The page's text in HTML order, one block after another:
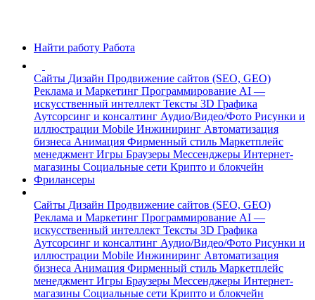
Найти работу Работа
Сайты Дизайн Продвижение сайтов (SEO, GEO)
Реклама и Маркетинг Программирование AI —
искусственный интеллект Тексты 3D Графика
Аутсорсинг и консалтинг Аудио/Видео/Фото Рисунки и
иллюстрации Mobile Инжиниринг Автоматизация
бизнеса Анимация Фирменный стиль Маркетплейс
менеджмент Игры Браузеры Мессенджеры Интернет-
магазины Социальные сети Крипто и блокчейн
Фрилансеры
Сайты Дизайн Продвижение сайтов (SEO, GEO)
Реклама и Маркетинг Программирование AI —
искусственный интеллект Тексты 3D Графика
Аутсорсинг и консалтинг Аудио/Видео/Фото Рисунки и
иллюстрации Mobile Инжиниринг Автоматизация
бизнеса Анимация Фирменный стиль Маркетплейс
менеджмент Игры Браузеры Мессенджеры Интернет-
магазины Социальные сети Крипто и блокчейн